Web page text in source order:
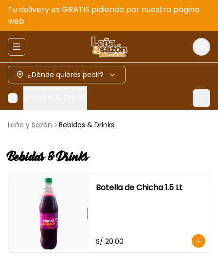
Tu delivery es GRATIS pidiendo por nuestra página
web
Abrir menu de navegación Login
¿Dónde quieres pedir?
Leña y Sazón Bebidas & Drinks
Bebidas & Drinks
Botella de Chicha 1.5 Lt
S/ 20.00